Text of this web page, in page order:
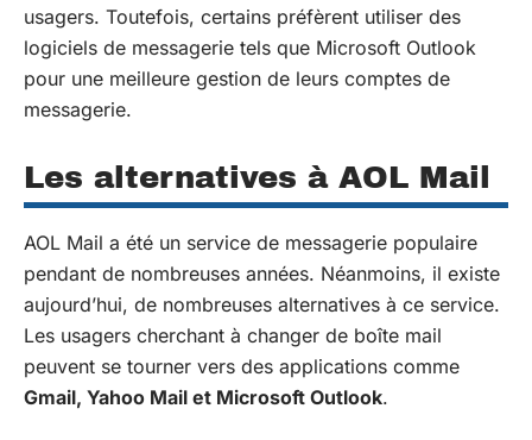
usagers. Toutefois, certains préfèrent utiliser des
logiciels de messagerie tels que Microsoft Outlook
pour une meilleure gestion de leurs comptes de
messagerie.
Les alternatives à AOL Mail
AOL Mail a été un service de messagerie populaire
pendant de nombreuses années. Néanmoins, il existe
aujourd’hui, de nombreuses alternatives à ce service.
Les usagers cherchant à changer de boîte mail
peuvent se tourner vers des applications comme
Gmail, Yahoo Mail et Microsoft Outlook.